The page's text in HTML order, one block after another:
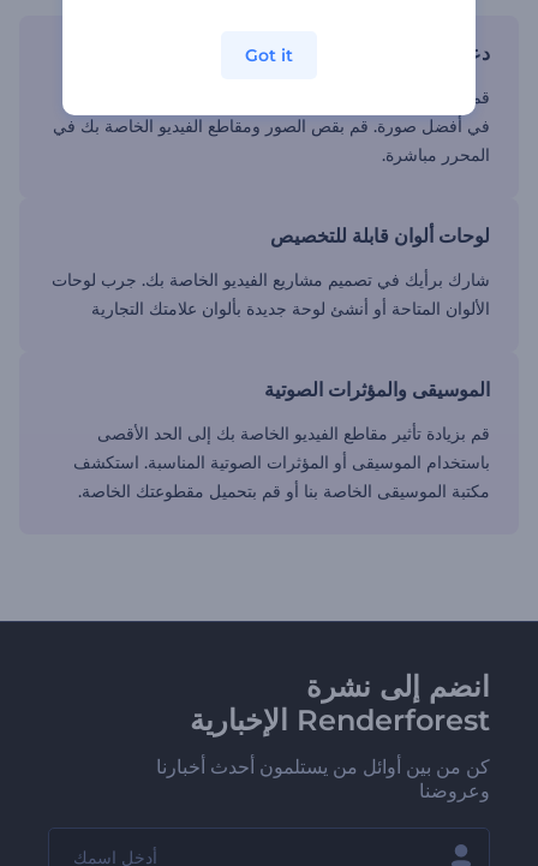
دعم الصور والفيديو
قم برفع ملفات الوسائط الخاصة بك لتصوير شركتك أو منتجك
في أفضل صورة. قم بقص الصور ومقاطع الفيديو الخاصة بك في
المحرر مباشرة.
لوحات ألوان قابلة للتخصيص
شارك برأيك في تصميم مشاريع الفيديو الخاصة بك. جرب لوحات
الألوان المتاحة أو أنشئ لوحة جديدة بألوان علامتك التجارية
الموسيقى والمؤثرات الصوتية
قم بزيادة تأثير مقاطع الفيديو الخاصة بك إلى الحد الأقصى
باستخدام الموسيقى أو المؤثرات الصوتية المناسبة. استكشف
مكتبة الموسيقى الخاصة بنا أو قم بتحميل مقطوعتك الخاصة.
انضم إلى نشرة
Renderforest الإخبارية
كن من بين أوائل من يستلمون أحدث أخبارنا
وعروضنا
Got it